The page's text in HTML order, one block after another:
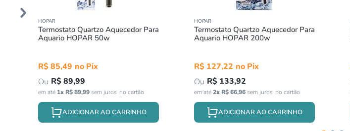
HOPAR
Termostato Quartzo Aquecedor Para
Aquario HOPAR 50w
R$85,49
R$89,99
em até 1x R$ 89,99sem juros
ADICIONAR AO CARRINHO
HOPAR
Termostato Quartzo Aquecedor Para
Aquario HOPAR 200w
R$ 127,22
R$ 133,92
em até2x R$66,96sem juros
ADICIONAR AO CARRINHO